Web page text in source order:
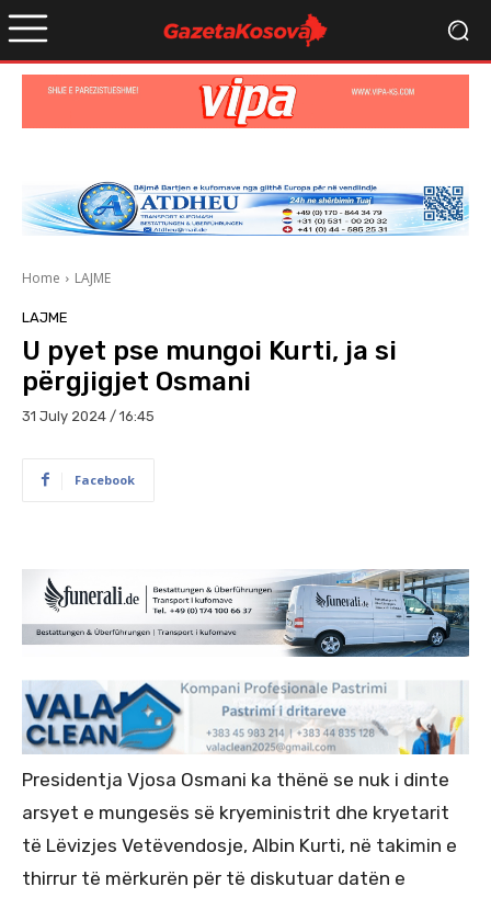
Home LAJME
LAJME
U pyet pse mungoi Kurti, ja si
përgjigjet Osmani
31 July 2024 / 16:45
Facebook
Presidentja Vjosa Osmani ka thënë se nuk i dinte
arsyet e mungesës së kryeministrit dhe kryetarit
të Lëvizjes Vetëvendosje, Albin Kurti, në takimin e
thirrur të mërkurën për të diskutuar datën e